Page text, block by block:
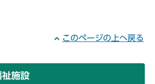
このページの上へ戻る
祉施設